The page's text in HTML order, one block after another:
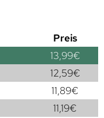
Preis
13,99€
12,59€
11,89€
11,19€